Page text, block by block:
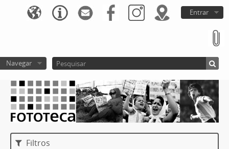
Entrar
Navegar
Filtros